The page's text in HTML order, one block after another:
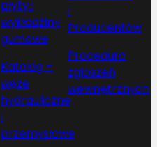
płyty i
wykładziny
gumowe
Katalog –
węże
hydrauliczne
i
przemysłowe
i
Producentów
Procedura
zgłoszeń
wewnętrznych